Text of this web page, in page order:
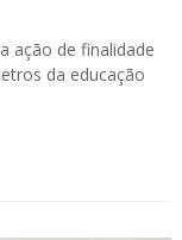
ação de finalidade
da educação